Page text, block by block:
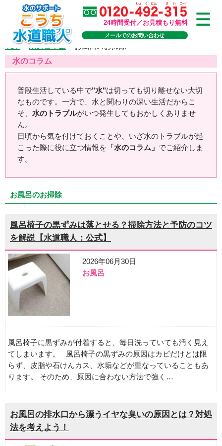
24時間受付／お見積もり無料
メールでのお問い合わせ
TOP>水のコラム >
水のコラム
普段生活している中で"水"は切っても切り離せない大切
なものです。一方で、水と関わりの深い生活だからこ
そ、 水のトラブルがいつ発生してもおかしくありませ
ん。
日頃から気を付けておくことや、いざ水のトラブルが起
こった際に役に立つ情報を 「水のコラム」 でご紹介しま
す。
お風呂のお掃除
風呂椅子の黒ずみは落とせる？掃除方法と予防のコツ
を解説【水道職人：公式】
2026年06月30日
お風呂
風呂椅子に黒ずみが付着すると、毎日洗っていても汚く見え
てしまいます。 風呂椅子の黒ずみの原因はカビだけとは限
らず、皮脂や石けんカス、水垢などが重なっていることもあ
ります。 そのため、原因に合わない方法で強く…
お風呂の排水口から漂うイヤな臭いの原因とは？対処
法を考えよう！